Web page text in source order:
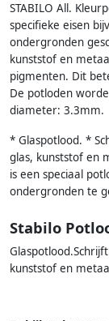
STABILO All.
specifieke eisen
ondergronden
kunststof en
pigmenten. Dit
De potloden
diameter: 3.3mm.
* Glaspotlood. *
glas, kunststof en
is een speciaal
ondergronden te
Stabilo
kunststof en